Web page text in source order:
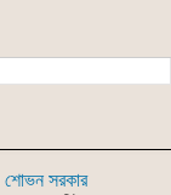
শোভন সরকার